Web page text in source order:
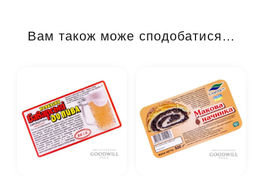
Вам також може сподобатися…